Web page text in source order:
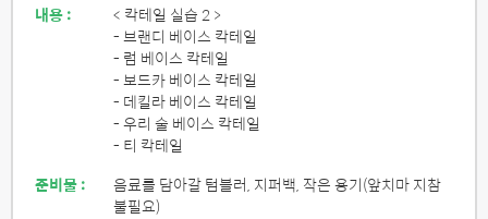
내용 :
< 칵테일 실습 2 >
- 브랜디 베이스 칵테일
- 럼 베이스 칵테일
- 보드카 베이스 칵테일
- 데킬라 베이스 칵테일
- 우리 술 베이스 칵테일
- 티 칵테일
준비물 :
음료를 담아갈 텀블러, 지퍼백, 작은 용기(앞치마 지참
불필요)